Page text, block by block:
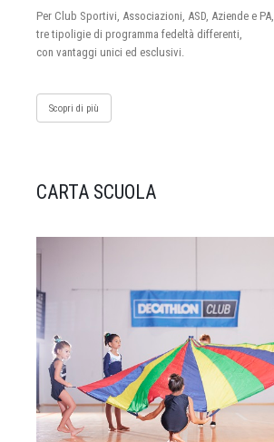
Per Club Sportivi, Associazioni, ASD, Aziende e PA,
tre tipoligie di programma fedeltà differenti,
con vantaggi unici ed esclusivi.
Scopri di più
CARTA SCUOLA